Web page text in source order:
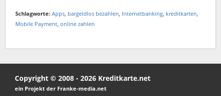
Schlagworte: Apps bargeldlos bezahlen Internetbanking kreditkarten
Mobile Payment online zahlen
Copyright © 2008 - 2026 Kreditkarte.net
ein Projekt der Franke-media.net